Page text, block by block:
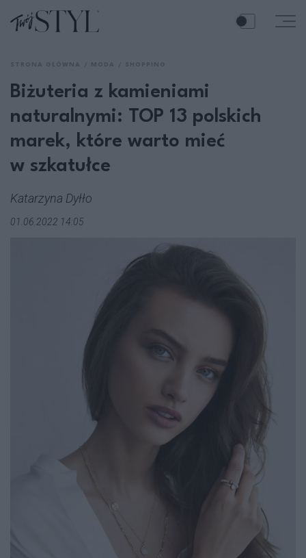
Biżuteria z kamieniami
naturalnymi: TOP 13 polskich
marek, które warto mieć
w szkatułce
Katarzyna Dyłło
01.06.2022 14:05